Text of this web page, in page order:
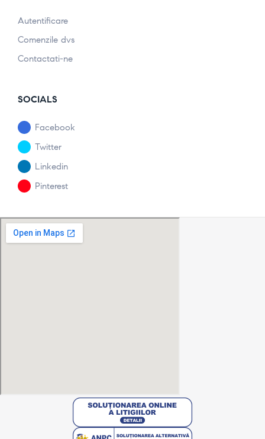
Autentificare
Comenzile dvs
Contactati-ne
SOCIALS
Facebook
Twitter
Linkedin
Pinterest